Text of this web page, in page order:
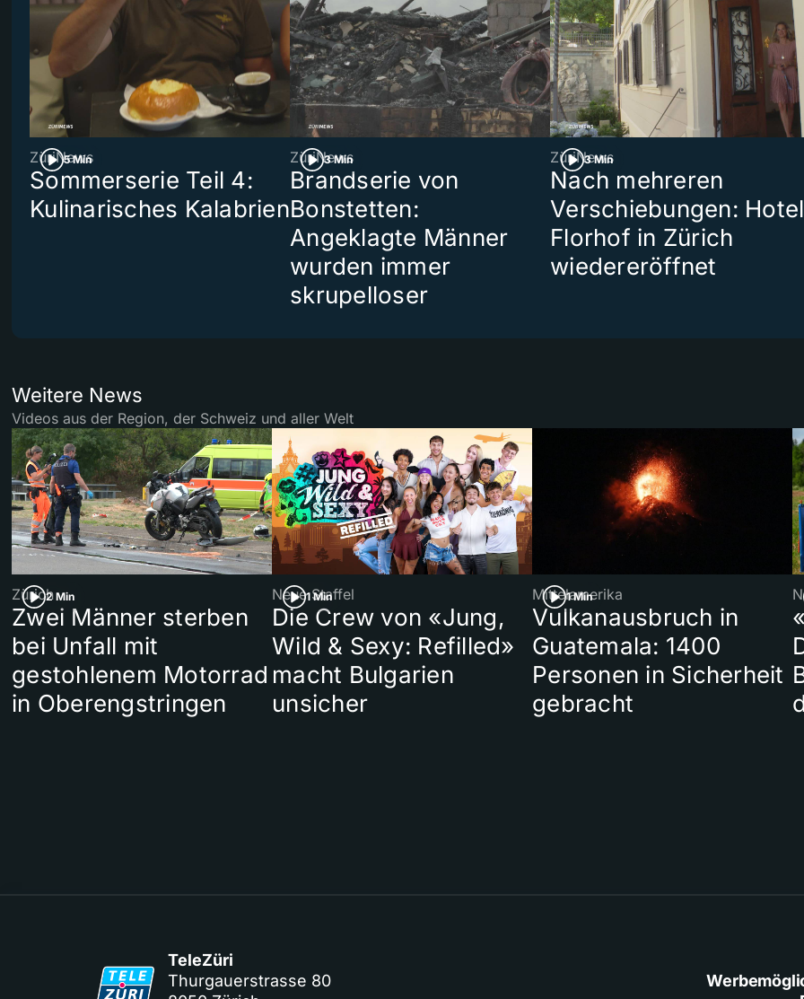
5 Min
ZüriNews
Sommerserie Teil 4:
Kulinarisches Kalabrien
3 Min
ZüriNews
Brandserie von
Bonstetten:
Angeklagte Männer
wurden immer
skrupelloser
3 Min
ZüriNews
Nach mehreren
Verschiebungen: Hotel
Florhof in Zürich
wiedereröffnet
Weitere News
Videos aus der Region, der Schweiz und aller Welt
2 Min
Zürich
Zwei Männer sterben
bei Unfall mit
gestohlenem Motorrad
in Oberengstringen
1 Min
Neue Staffel
Die Crew von «Jung,
Wild & Sexy: Refilled»
macht Bulgarien
unsicher
1 Min
Mittelamerika
Vulkanausbruch in
Guatemala: 1400
Personen in Sicherheit
gebracht
TeleZüri
Thurgauerstrasse 80